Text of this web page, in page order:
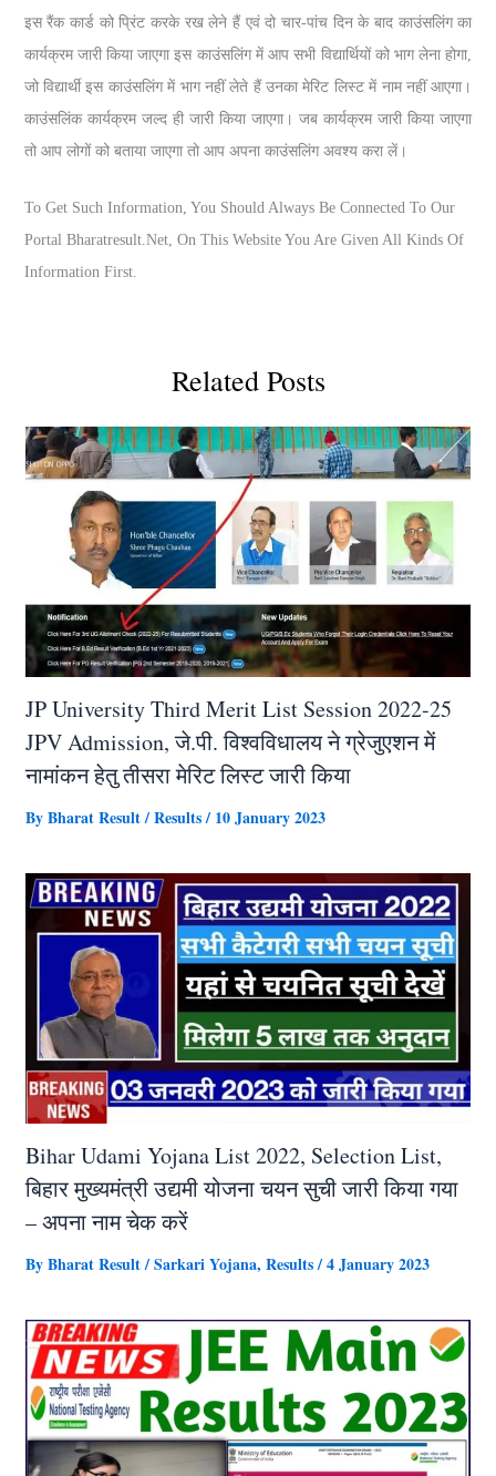
इस रैंक कार्ड को प्रिंट करके रख लेने हैं एवं दो चार-पांच दिन के बाद काउंसलिंग का
कार्यक्रम जारी किया जाएगा इस काउंसलिंग में आप सभी विद्यार्थियों को भाग लेना होगा,
जो विद्यार्थी इस काउंसलिंग में भाग नहीं लेते हैं उनका मेरिट लिस्ट में नाम नहीं आएगा।
काउंसलिंक कार्यक्रम जल्द ही जारी किया जाएगा। जब कार्यक्रम जारी किया जाएगा
तो आप लोगों को बताया जाएगा तो आप अपना काउंसलिंग अवश्य करा लें।
To Get Such Information, You Should Always Be Connected To Our
Portal Bharatresult.net, On This Website You Are Given All Kinds Of
Information First.
Related Posts
JP University Third Merit List Session 2022-25
JPV Admission, जे.पी. विश्वविधालय ने ग्रेजुएशन में
नामांकन हेतु तीसरा मेरिट लिस्ट जारी किया
ByBharat Result/Results/ 10 January 2023
Bihar Udami Yojana List 2022, Selection List,
बिहार मुख्यमंत्री उद्यमी योजना चयन सुची जारी किया गया
– अपना नाम चेक करें
ByBharat Result/Sarkari Yojana, Results/4 January 2023